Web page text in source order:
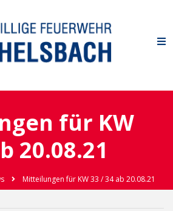
für KW
20.08.21
Mitteilungen für KW 33 / 34 ab 20.08.21